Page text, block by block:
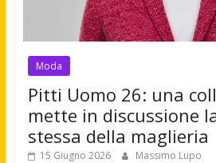
Moda
Pitti Uomo 26: una
mette in discussione
stessa della maglieria
15 Giugno 2026 Massimo Lupo